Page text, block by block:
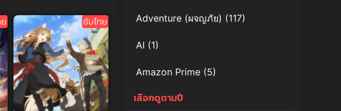
ซับไทย Adventure (ผจญภัย) (117)
AI (1)
Amazon Prime (5)
Anal (ประตูหลัง)
เลือกดูตามปี